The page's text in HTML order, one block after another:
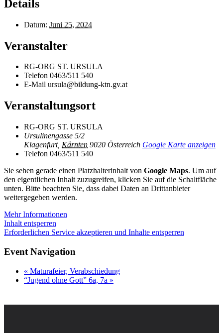
Details
Datum: Juni 25, 2024
Veranstalter
RG-ORG ST. URSULA
Telefon 0463/511 540
E-Mail ursula@bildung-ktn.gv.at
Veranstaltungsort
RG-ORG ST. URSULA
Ursulinengasse 5/2
Klagenfurt, Kärnten 9020 Österreich Google Karte anzeigen
Telefon 0463/511 540
Sie sehen gerade einen Platzhalterinhalt von Google Maps. Um auf
den eigentlichen Inhalt zuzugreifen, klicken Sie auf die Schaltfläche
unten. Bitte beachten Sie, dass dabei Daten an Drittanbieter
weitergegeben werden.
Mehr Informationen
Inhalt entsperren
Erforderlichen Service akzeptieren und Inhalte entsperren
Event Navigation
« Maturafeier, Verabschiedung
“Jugend ohne Gott” 6a, 7a »